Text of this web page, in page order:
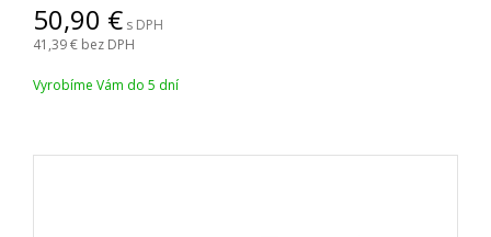
50,90
s DPH
41,39 bez DPH
Vyrobíme Vám do 5 dní